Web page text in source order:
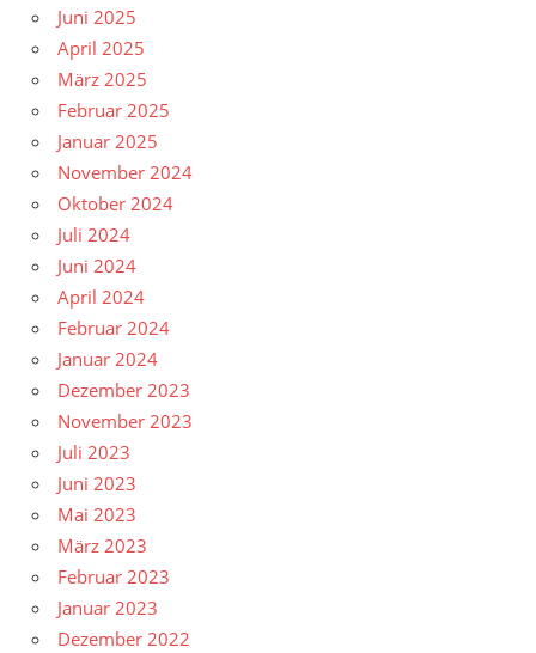
Juni 2025
April 2025
März 2025
Februar 2025
Januar 2025
November 2024
Oktober 2024
Juli 2024
Juni 2024
April 2024
Februar 2024
Januar 2024
Dezember 2023
November 2023
Juli 2023
Juni 2023
Mai 2023
März 2023
Februar 2023
Januar 2023
Dezember 2022